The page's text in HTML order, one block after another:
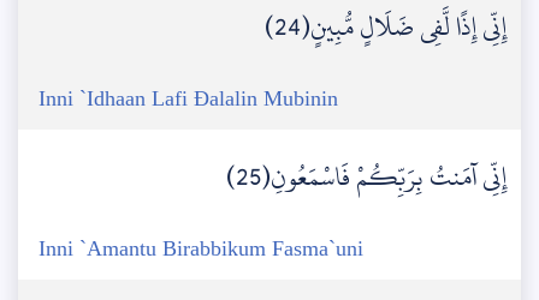
إِنِّي إِذًا لَّفِي ضَلَالٍ مُّبِينٍ(24)
Inni `Idhaan Lafi Đalalin Mubinin
إِنِّي آمَنتُ بِرَبِّكُمْ فَاسْمَعُونِ(25)
Inni `Amantu Birabbikum Fasma`uni